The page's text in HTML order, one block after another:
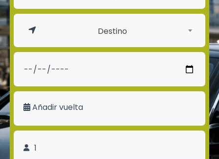
Destino
Añadir vuelta